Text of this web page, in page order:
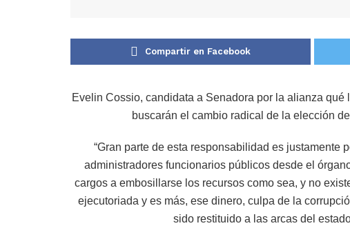
Compartir en Facebook
Evelin Cossio, candidata a Senadora por la alianza
buscarán el cambio radical de la elección
“Gran parte de esta responsabilidad es justamente
administradores funcionarios públicos desde el
cargos a embosillarse los recursos como sea, y no
ejecutoriada y es más, ese dinero, culpa de la
sido restituido a las arcas del